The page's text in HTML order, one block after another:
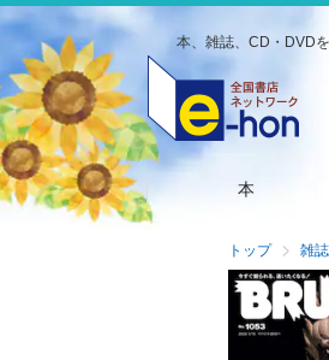
本、雑誌、CD・DVD
本
トップ 雑誌